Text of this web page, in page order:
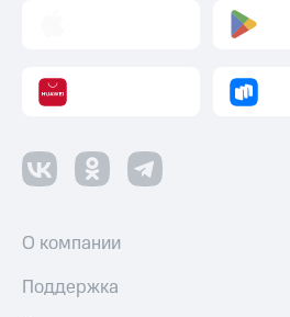
О компании
Поддержка